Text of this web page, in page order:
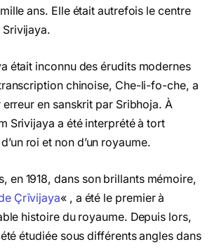
ans. Elle était autrefois le centre
était inconnu des érudits modernes
chinoise, Che-li-fo-che, a
en sanskrit par Sribhoja. À
Srivijaya a été interprété à tort
roi et non d’un royaume.
en 1918, dans son brillants mémoire,
Çrīvijaya« , a été le premier à
histoire du royaume. Depuis lors,
étudiée sous différents angles dans